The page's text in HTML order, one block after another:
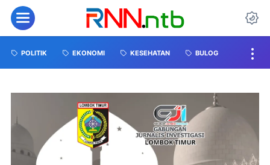
POLITIK EKONOMI KESEHATAN BULOG